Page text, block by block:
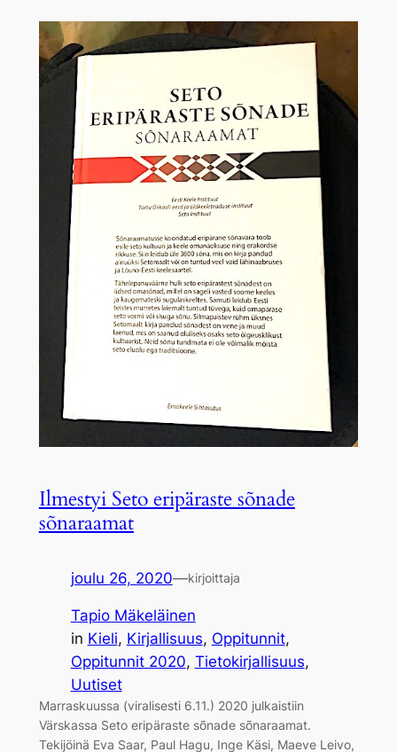
Ilmestyi Seto eripäraste sõnade
sõnaraamat
joulu 26, 2020—kirjoittaja
Tapio Mäkeläinen
in Kieli, Kirjallisuus, Oppitunnit
Oppitunnit 2020, Tietokirjallisuus
Uutiset
Marraskuussa (viralisesti 6.11.) 2020 julkaistiin
Värskassa Seto eripäraste sõnade sõnaraamat.
Tekijöinä Eva Saar, Paul Hagu, Inge Käsi, Maeve Leivo,